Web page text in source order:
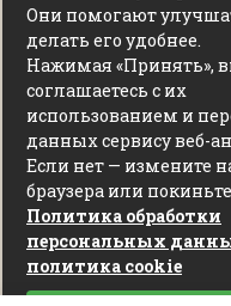
Они помогают
делать его удобнее.
Нажимая «Принять»,
соглашаетесь с их
использованием и
данных сервису веб-
Если нет — измените
браузера или
Политика обработки
персональных
политика cookie